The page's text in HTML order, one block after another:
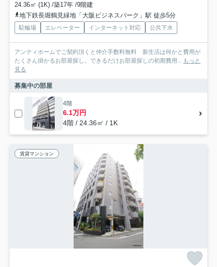
24.36㎡ (1K) /築17年 /9階建
地下鉄長堀鶴見緑地「大阪ビジネスパーク」駅 徒歩5分
駐輪場 エレベーター インターネット対応 公共下水
アンティホームでご契約頂くと仲介手数料無料 新生活は何かと費用が
たくさん掛かるお部屋探し。できるだけお部屋探しの初期費用... もっと
見る
募集中の部屋
4階
6.1万円
4階 / 24.36㎡ / 1K
賃貸マンション